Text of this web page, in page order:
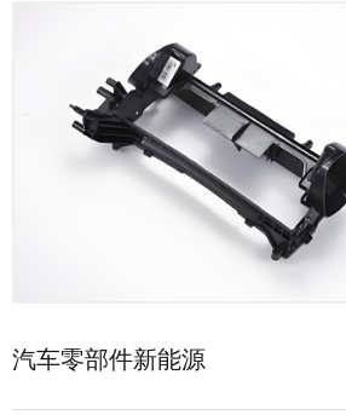
汽车零部件新能源